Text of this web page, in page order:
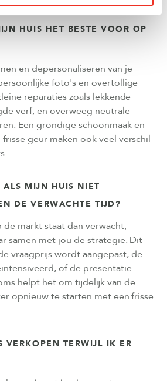
HUIS HET BESTE VOOR OP
en depersonaliseren van je
foto's en overtollige
reparaties zoals lekkende
verf, en overweeg neutrale
Een grondige schoonmaak en
geur maken ook veel verschil
ALS MIJN HUIS NIET
DE VERWACHTE TIJD?
de markt staat dan verwacht,
samen met jou de strategie. Dit
vraagprijs wordt aangepast, de
of de presentatie
helpt het om tijdelijk van de
opnieuw te starten met een frisse
TERWIJL IK ER